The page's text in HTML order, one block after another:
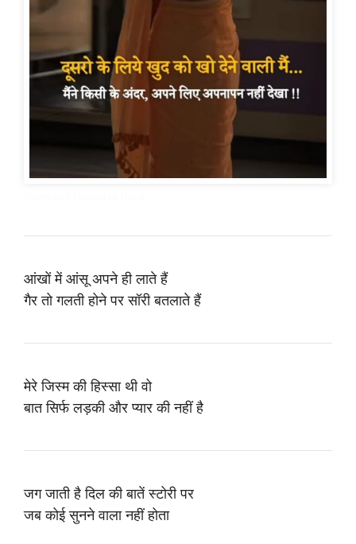
आंखों में आंसू अपने ही लाते हैं
गैर तो गलती होने पर सॉरी बतलाते हैं
मेरे जिस्म की हिस्सा थी वो
बात सिर्फ लड़की और प्यार की नहीं है
जग जाती है दिल की बातें स्टोरी पर
जब कोई सुनने वाला नहीं होता